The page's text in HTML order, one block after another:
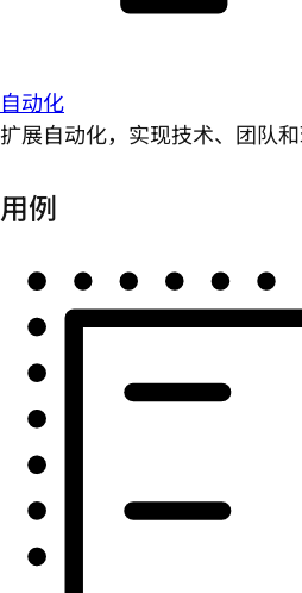
自动化
扩展自动化，实现技术、团队和
用例